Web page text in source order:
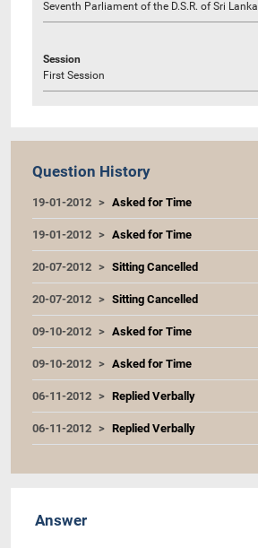
Seventh Parliament of the D.S.R. of Sri Lanka
Session
First Session
Question History
19-01-2012 Asked for Time
19-01-2012 Asked for Time
20-07-2012 Sitting Cancelled
20-07-2012 Sitting Cancelled
09-10-2012 Asked for Time
09-10-2012 Asked for Time
06-11-2012 Replied Verbally
06-11-2012 Replied Verbally
Answer